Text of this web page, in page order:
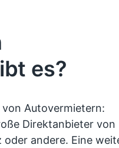
es?
Autovermietern:
Direktanbieter von
andere. Eine